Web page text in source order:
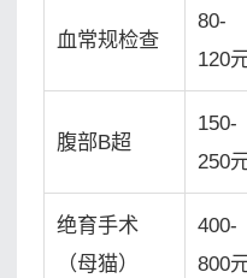
血常规检查
80-
120
腹部B超
150-
250
绝育手术
（母猫）
400-
800